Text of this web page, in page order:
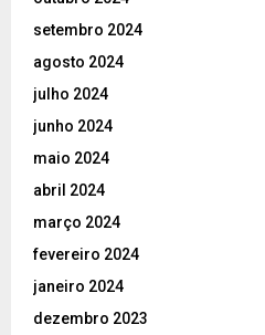
setembro 2024
agosto 2024
julho 2024
junho 2024
maio 2024
abril 2024
março 2024
fevereiro 2024
janeiro 2024
dezembro 2023